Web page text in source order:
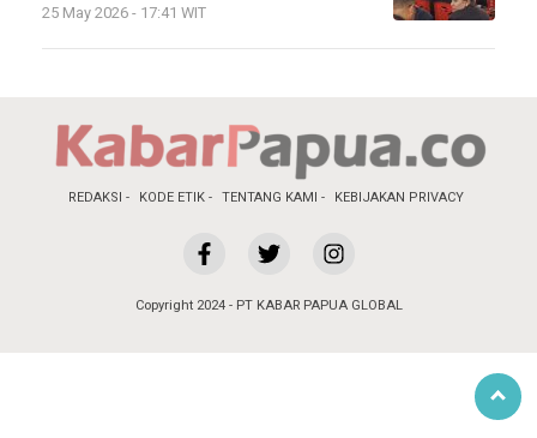
25 May 2026 - 17:41 WIT
REDAKSI KODE ETIK TENTANG KAMI KEBIJAKAN PRIVACY
Copyright 2024 - PT KABAR PAPUA GLOBAL